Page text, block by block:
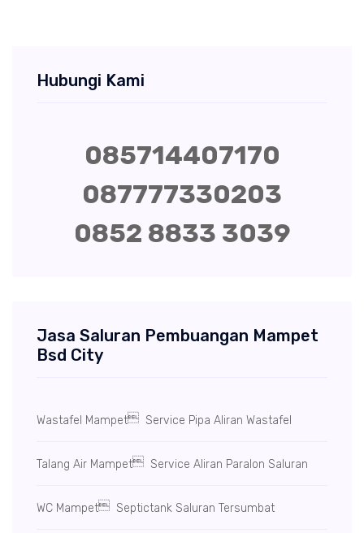
Hubungi Kami
085714407170
087777330203
0852 8833 3039
Jasa Saluran Pembuangan Mampet
Bsd City
Wastafel Mampet Service Pipa Aliran Wastafel
Talang Air Mampet Service Aliran Paralon Saluran
WC Mampet Septictank Saluran Tersumbat